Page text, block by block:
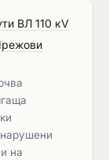
ВЛ 110 кV
на